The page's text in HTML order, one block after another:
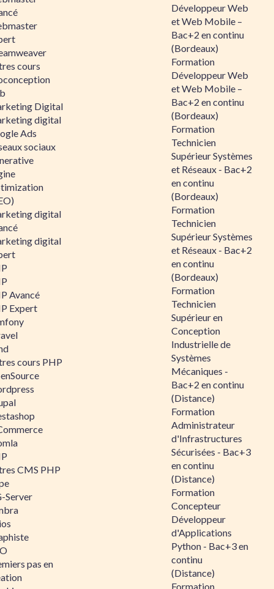
cours
Digital
digital
Ads
sociaux
digital
digital
Avancé
Expert
cours PHP
CMS PHP
Server
pas en
Développeur Web
et Web Mobile –
Bac+2 en continu
(Bordeaux)
Formation
Développeur Web
et Web Mobile –
Bac+2 en continu
(Bordeaux)
Formation
Technicien
Supérieur Systèmes
et Réseaux - Bac+2
en continu
(Bordeaux)
Formation
Technicien
Supérieur Systèmes
et Réseaux - Bac+2
en continu
(Bordeaux)
Formation
Technicien
Supérieur en
Conception
Industrielle de
Systèmes
Mécaniques -
Bac+2 en continu
(Distance)
Formation
Administrateur
d'Infrastructures
Sécurisées - Bac+3
en continu
(Distance)
Formation
Concepteur
Développeur
d'Applications
Python - Bac+3 en
continu
(Distance)
Formation